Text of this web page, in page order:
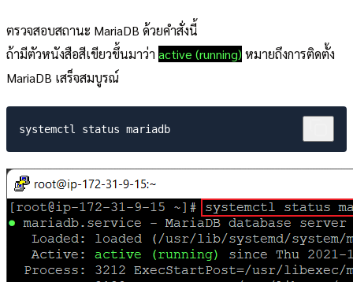
ตรวจสอบสถานะ MariaDB ด้วยคำสั่งนี้
ถ้ามีตัวหนังสือสีเขียวขึ้นมาว่า active (running) หมายถึงการติดตั้ง
MariaDB เสร็จสมบูรณ์